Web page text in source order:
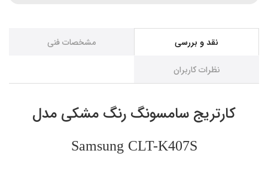
نقد و بررسی مشخصات فنی
نظرات کاربران
کارتریج سامسونگ رنگ مشکی مدل
Samsung CLT-K407S